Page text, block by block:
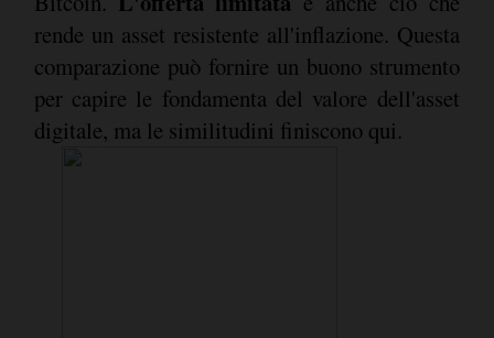
rende un asset resistente all'inflazione. Questa
comparazione può fornire un buono strumento
per capire le fondamenta del valore dell'asset
digitale, ma le similitudini finiscono qui.